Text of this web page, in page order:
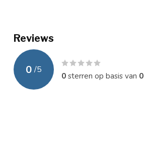
Reviews
0 /5
0sterren op basis van 0